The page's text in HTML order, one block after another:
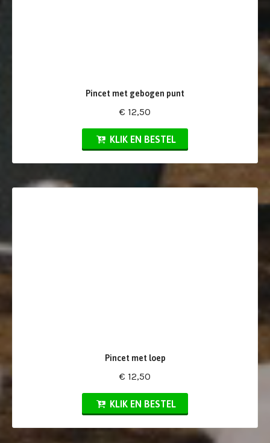
Pincet met gebogen punt
€ 12,50
KLIK EN BESTEL
Pincet met loep
€ 12,50
KLIK EN BESTEL